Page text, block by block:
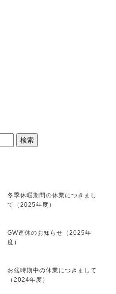
冬季休暇期間の休業につきまし
て（2025年度）
GW連休のお知らせ（2025年
度）
お盆時期中の休業につきまして
（2024年度）